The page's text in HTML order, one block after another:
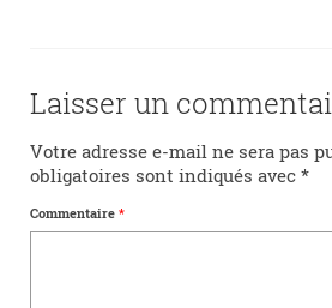
Laisser un
Votre adresse e-mail ne sera pas
obligatoires sont indiqués avec *
Commentaire *